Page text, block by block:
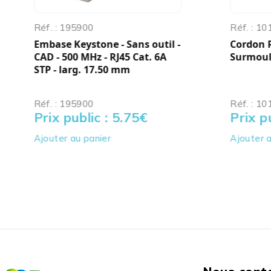
Réf. : 195900
Embase Keystone - Sans outil -
CAD - 500 MHz - RJ45 Cat. 6A
STP - larg. 17.50 mm
Réf. : 195900
Prix public : 5.75€
Ajouter au panier
Réf. :
Cordon
Réf. :
Prix
Ajouter